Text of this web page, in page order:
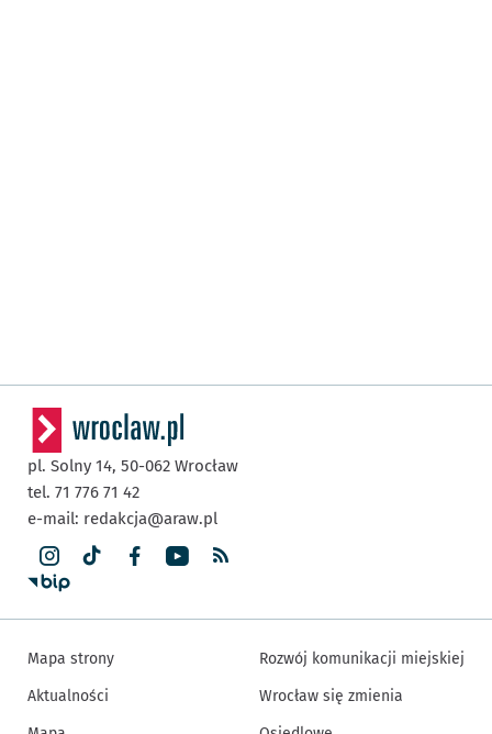
pl. Solny 14, 50-062 Wrocław
tel. 71 776 71 42
e-mail: redakcja@araw.pl
Mapa strony
Aktualności
Rozwój komunikacji miejskiej
Wrocław się zmienia